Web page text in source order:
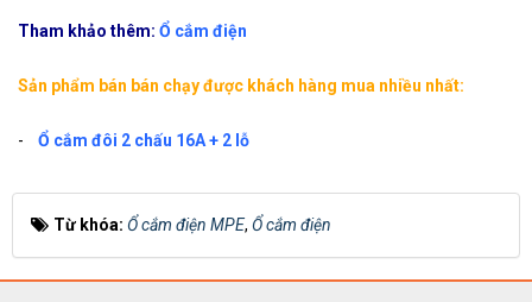
A30NRD
Đèn báo pha màu đỏ MPE
A30NRD
VND
Tham khảo thêm: Ổ cắm điện
Sản phẩm bán bán chạy được khách hàng mua nhiều nhất:
- Ổ cắm đôi 2 chấu 16A + 2 lỗ
Từ khóa: Ổ cắm điện MPE, Ổ cắm điện